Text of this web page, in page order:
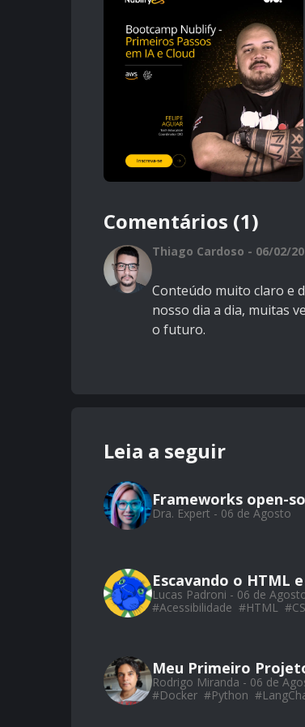
Comentários (1)
Thiago Cardoso - 06/02/
Conteúdo muito claro e
nosso dia a dia, muitas
o futuro.
Leia a seguir
Frameworks open-
Dra. Expert - 06 de Agosto
Escavando o HTML
Lucas Padroni - 06 de
#Acessibilidade #HTML #
Meu Primeiro
Rodrigo Miranda - 06 de
#Docker #Python #